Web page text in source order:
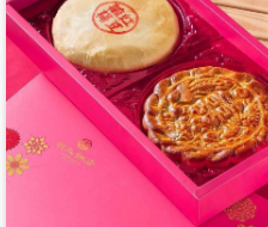
要註
嗨~這個 LINE
只要驗證手機
請加入
請掃描或
加入「嘉義
才能繼
註
要申請